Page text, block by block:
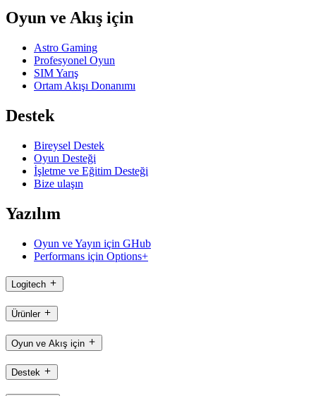
Oyun ve Akış için
Astro Gaming
Profesyonel Oyun
SIM Yarış
Ortam Akışı Donanımı
Destek
Bireysel Destek
Oyun Desteği
İşletme ve Eğitim Desteği
Bize ulaşın
Yazılım
Oyun ve Yayın için GHub
Performans için Options+
Logitech
Ürünler
Oyun ve Akış için
Destek